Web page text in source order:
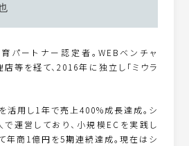
パートナー認定者。WEBベンチャ
等を経て、2016年に独立し「ミウラ
用し1年で売上400%成長達成。シ
で運営しており、小規模ECを実践し
年商1億円を5期連続達成。現在はシ